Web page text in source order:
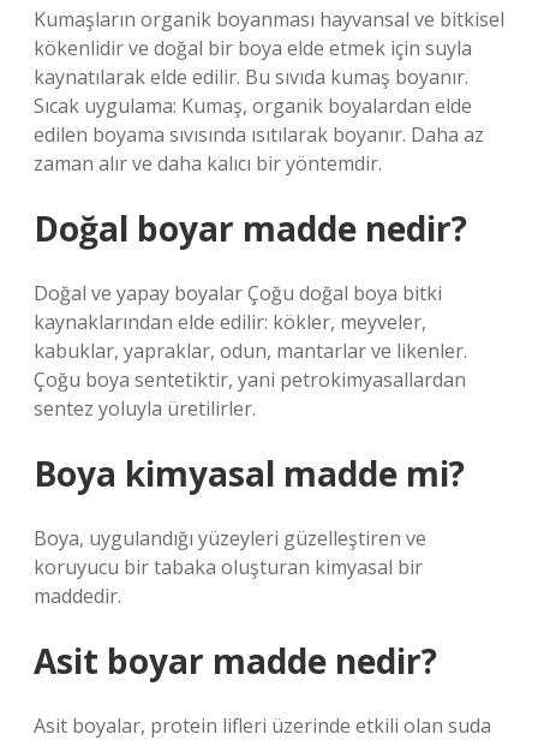
Kumaşların organik boyanması hayvansal ve bitkisel
kökenlidir ve doğal bir boya elde etmek için suyla
kaynatılarak elde edilir. Bu sıvıda kumaş boyanır.
Sıcak uygulama: Kumaş, organik boyalardan elde
edilen boyama sıvısında ısıtılarak boyanır. Daha az
zaman alır ve daha kalıcı bir yöntemdir.
Doğal boyar madde nedir?
Doğal ve yapay boyalar Çoğu doğal boya bitki
kaynaklarından elde edilir: kökler, meyveler,
kabuklar, yapraklar, odun, mantarlar ve likenler.
Çoğu boya sentetiktir, yani petrokimyasallardan
sentez yoluyla üretilirler.
Boya kimyasal madde mi?
Boya, uygulandığı yüzeyleri güzelleştiren ve
koruyucu bir tabaka oluşturan kimyasal bir
maddedir.
Asit boyar madde nedir?
Asit boyalar, protein lifleri üzerinde etkili olan suda